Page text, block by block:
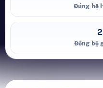
Đúng hệ
Đồng bộ